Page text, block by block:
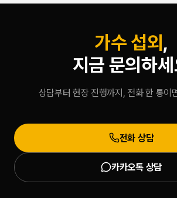
— V.One 강현수 대표 (스타코리아)
가수 섭외 ,
지금 문의하
상담부터 현장 진행까지, 전화 한 통이
전화 상담
카카오톡 상담